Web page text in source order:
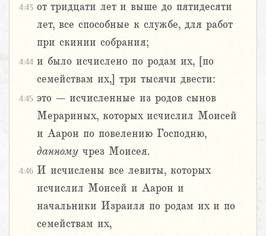
4:43 от тридцати лет и выше до пятидесяти
лет, все способные к службе, для работ
при скинии собрания;
4:44 и было исчислено по родам их, [по
семействам их,] три тысячи двести:
4:45 это – исчисленные из родов сынов
Мерариных, которых исчислил Моисей
и Аарон по повелению Господню,
данному чрез Моисея.
4:46 И исчислены все левиты, которых
исчислил Моисей и Аарон и
начальники Израиля по родам их и по
семействам их,